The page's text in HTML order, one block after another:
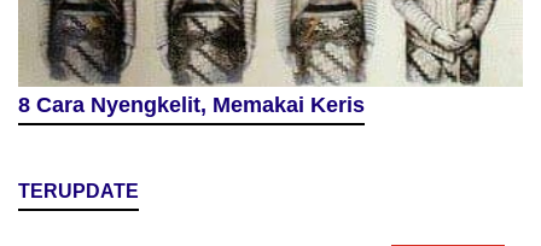
8 Cara Nyengkelit, Memakai Keris
TERUPDATE